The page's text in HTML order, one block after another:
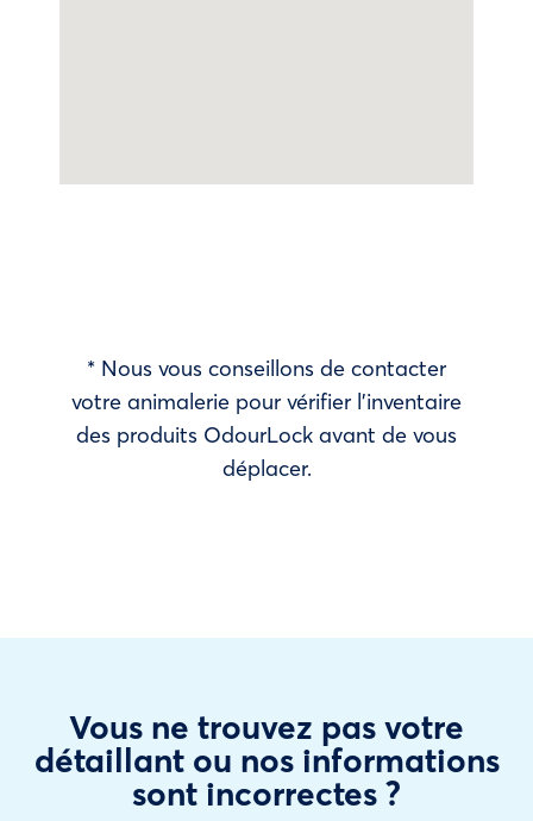
* Nous vous conseillons de contacter
votre animalerie pour vérifier l’inventaire
des produits OdourLock avant de vous
déplacer.
Vous ne trouvez pas votre
détaillant ou nos informations
sont incorrectes ?